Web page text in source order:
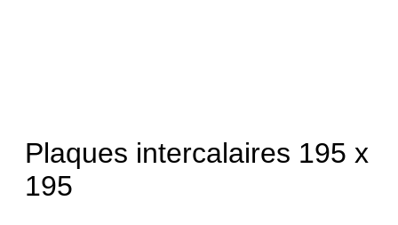
Plaques intercalaires 195 x
195